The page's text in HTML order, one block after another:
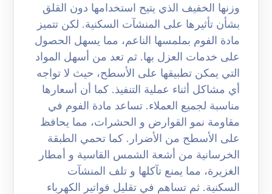
وزنها الخفيف الذي يتيح استخدامها دون القلق
بشأن تأثيرها على المنشآت السكنية. لكن تتميز
مادة الفوم بملمسها الناعم، مما يسهل الحصول
على خدمات العزل بها. ثم تعد من أسهل المواد
التي يمكن تطبيقها على الأسطح، حيث لا تواجه
أي مشاكل أثناء عملية التنفيذ. كما أن أسعارها
مناسبة لجميع العملاء. تساعد مادة الفوم في
مقاومة نمو القوارض و الحشرات، مما يحافظ
على الأسطح من الأضرار. كما تحمي الطبقة
الخرسانية من أشعة الشمس القاسية و أمطار
الغزيرة، مما يمنع تآكلها و تلف المنشآت
السكنية. ثم تساهم في تقليل فواتير الكهرباء